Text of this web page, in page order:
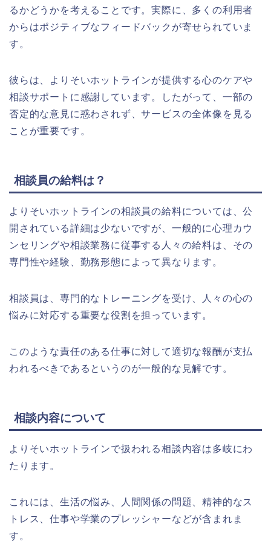
るかどうかを考えることです。実際に、多くの利用者
からはポジティブなフィードバックが寄せられていま
す。
彼らは、よりそいホットラインが提供する心のケアや
相談サポートに感謝しています。したがって、一部の
否定的な意見に惑わされず、サービスの全体像を見る
ことが重要です。
相談員の給料は？
よりそいホットラインの相談員の給料については、公
開されている詳細は少ないですが、一般的に心理カウ
ンセリングや相談業務に従事する人々の給料は、その
専門性や経験、勤務形態によって異なります。
相談員は、専門的なトレーニングを受け、人々の心の
悩みに対応する重要な役割を担っています。
このような責任のある仕事に対して適切な報酬が支払
われるべきであるというのが一般的な見解です。
相談内容について
よりそいホットラインで扱われる相談内容は多岐にわ
たります。
これには、生活の悩み、人間関係の問題、精神的なス
トレス、仕事や学業のプレッシャーなどが含まれま
す。